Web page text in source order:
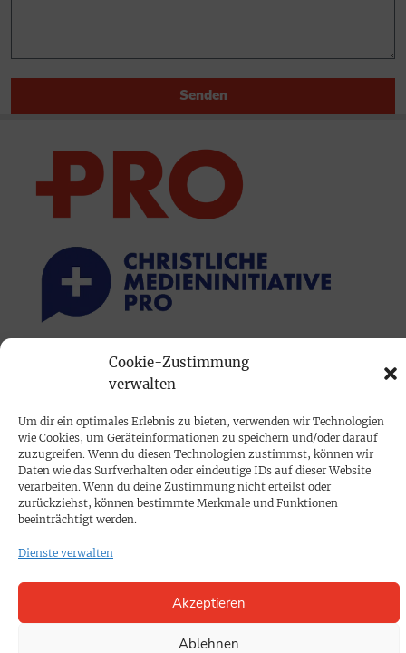
Cookie-Zustimmung
verwalten
Um dir ein optimales Erlebnis zu bieten, verwenden wir Technologien
wie Cookies, um Geräteinformationen zu speichern und/oder darauf
zuzugreifen. Wenn du diesen Technologien zustimmst, können wir
Daten wie das Surfverhalten oder eindeutige IDs auf dieser Website
verarbeiten. Wenn du deine Zustimmung nicht erteilst oder
zurückziehst, können bestimmte Merkmale und Funktionen
beeinträchtigt werden.
Dienste verwalten
Akzeptieren
Ablehnen
Senden
PRINTAUSGABE
PROKOMPAKT
Impressum
SPENDEN
Datenschutz